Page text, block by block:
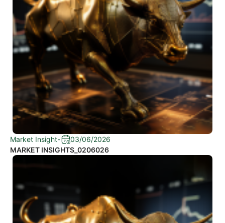
Market Insight-
03/06/2026
MARKET INSIGHTS_0206026